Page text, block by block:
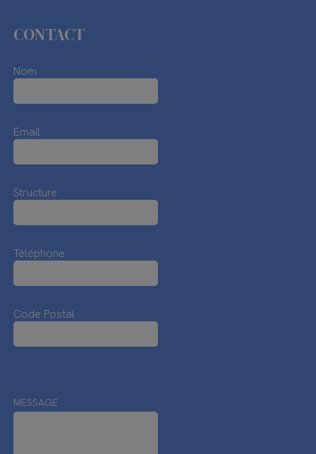
CONTACT
Nom
Email
Structure
Téléphone
Code Postal
MESSAGE